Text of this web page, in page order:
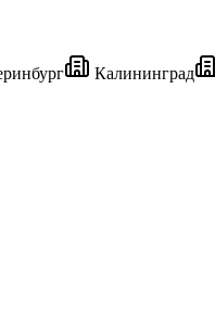
Калининград